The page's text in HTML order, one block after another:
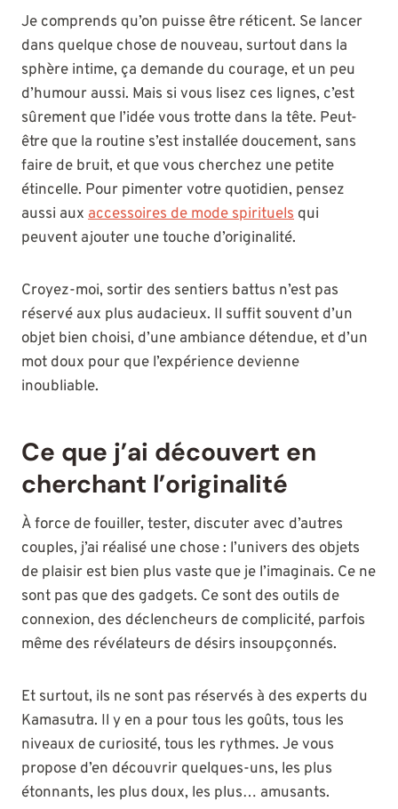
Je comprends qu’on puisse être réticent. Se lancer
dans quelque chose de nouveau, surtout dans la
sphère intime, ça demande du courage, et un peu
d’humour aussi. Mais si vous lisez ces lignes, c’est
sûrement que l’idée vous trotte dans la tête. Peut-
être que la routine s’est installée doucement, sans
faire de bruit, et que vous cherchez une petite
étincelle. Pour pimenter votre quotidien, pensez
aussi aux accessoires de mode spirituels qui
peuvent ajouter une touche d’originalité.
Croyez-moi, sortir des sentiers battus n’est pas
réservé aux plus audacieux. Il suffit souvent d’un
objet bien choisi, d’une ambiance détendue, et d’un
mot doux pour que l’expérience devienne
inoubliable.
Ce que j’ai découvert en
cherchant l’originalité
À force de fouiller, tester, discuter avec d’autres
couples, j’ai réalisé une chose : l’univers des objets
de plaisir est bien plus vaste que je l’imaginais. Ce ne
sont pas que des gadgets. Ce sont des outils de
connexion, des déclencheurs de complicité, parfois
même des révélateurs de désirs insoupçonnés.
Et surtout, ils ne sont pas réservés à des experts du
Kamasutra. Il y en a pour tous les goûts, tous les
niveaux de curiosité, tous les rythmes. Je vous
propose d’en découvrir quelques-uns, les plus
étonnants, les plus doux, les plus… amusants.